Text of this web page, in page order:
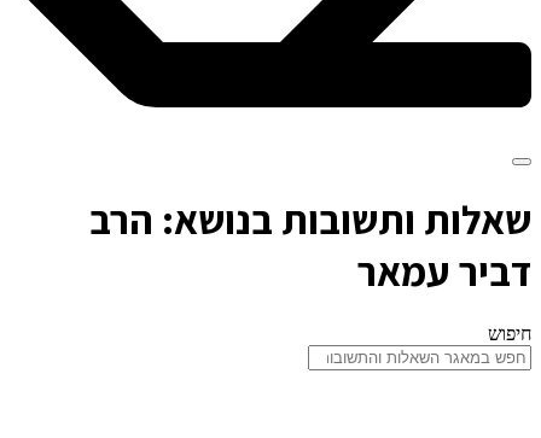
שאלות ותשובות בנושא: הרב
דביר עמאר
חיפוש